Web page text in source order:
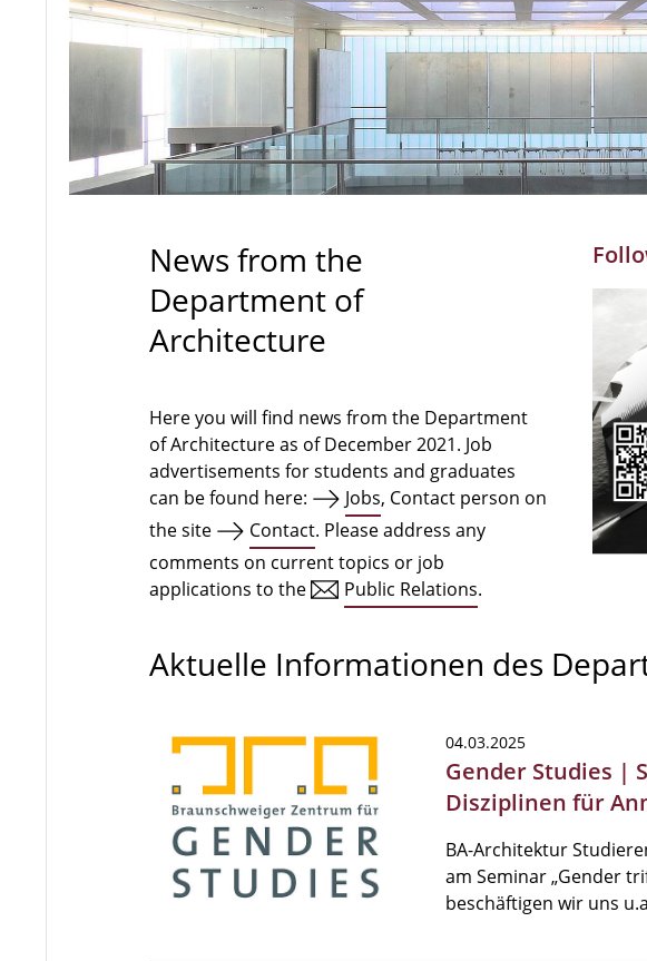
News from the
Department of
Architecture
Here you will find news from the Department
of Architecture as of December 2021. Job
advertisements for students and graduates
can be found here:
Jobs, Contact person on
the site
Contact. Please address any
comments on current topics or job
applications to the
Public Relations.
Aktuelle Informationen des
04.03.2025
Gender Studies |
Disziplinen für
BA-Architektur
am Seminar „Gender
beschäftigen wir uns